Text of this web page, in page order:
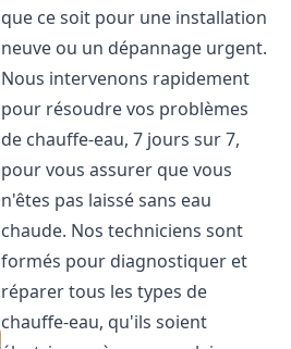
que ce soit pour une installation
neuve ou un dépannage urgent.
Nous intervenons rapidement
pour résoudre vos problèmes
de chauffe-eau, 7 jours sur 7,
pour vous assurer que vous
n'êtes pas laissé sans eau
chaude. Nos techniciens sont
formés pour diagnostiquer et
réparer tous les types de
chauffe-eau, qu'ils soient